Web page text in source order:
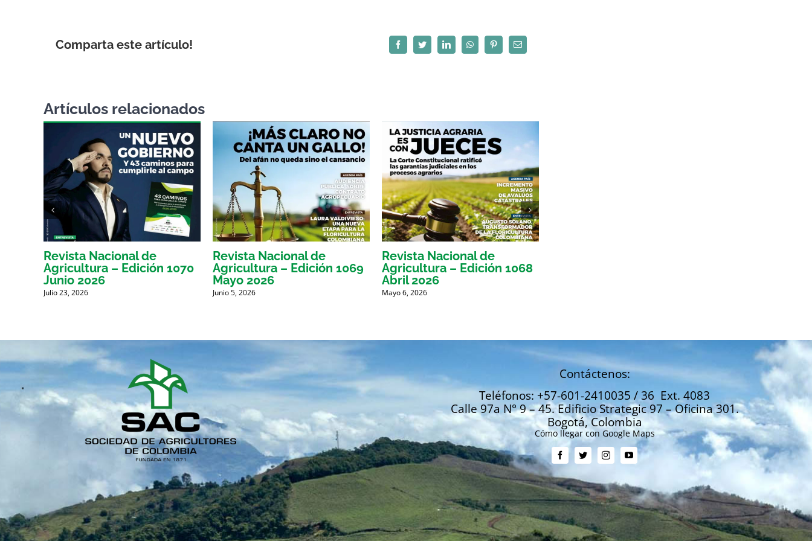
Comparta este artículo! FacebookTwitterLinkedInWhatsAppPinterestCorreo
electrónico
Artículos relacionados
Revista Nacional de
Agricultura – Edición 1070
Junio 2026
Julio 23, 2026
Revista Nacional de
Agricultura – Edición 1069
Mayo 2026
Junio 5, 2026
Revista Nacional de
Agricultura – Edición 1068
Abril 2026
Mayo 6, 2026
Contáctenos:
Teléfonos: +57-601-2410035 / 36 Ext. 4083
Calle 97a N° 9 – 45. Edificio Strategic 97 – Oficina 301.
Bogotá, Colombia
Cómo llegar con Google Maps